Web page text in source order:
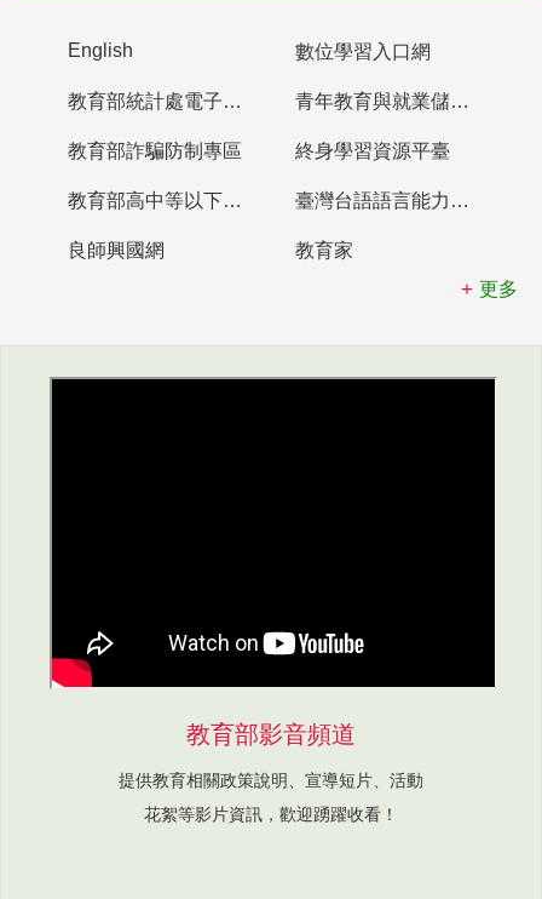
English 數位學習入口網
教育部統計處電子書櫃 青年教育與就業儲蓄帳戶
教育部詐騙防制專區 終身學習資源平臺
教育部高中等以下學校及幼兒園教師資格檢定考試 臺灣台語語言能力認證網站
良師興國網
教育家
更多
教育部影音頻道
提供教育相關政策說明、宣導短片、活動
花絮等影片資訊，歡迎踴躍收看！